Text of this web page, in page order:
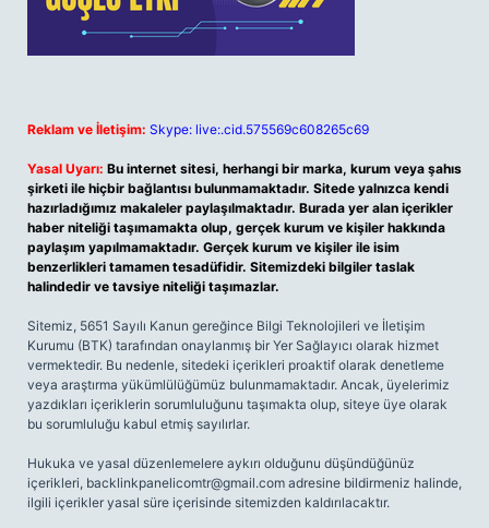
Reklam ve İletişim: Skype: live:.cid.575569c608265c69
Yasal Uyarı: Bu internet sitesi, herhangi bir marka, kurum veya şahıs
şirketi ile hiçbir bağlantısı bulunmamaktadır. Sitede yalnızca kendi
hazırladığımız makaleler paylaşılmaktadır. Burada yer alan içerikler
haber niteliği taşımamakta olup, gerçek kurum ve kişiler hakkında
paylaşım yapılmamaktadır. Gerçek kurum ve kişiler ile isim
benzerlikleri tamamen tesadüfidir. Sitemizdeki bilgiler taslak
halindedir ve tavsiye niteliği taşımazlar.
Sitemiz, 5651 Sayılı Kanun gereğince Bilgi Teknolojileri ve İletişim
Kurumu (BTK) tarafından onaylanmış bir Yer Sağlayıcı olarak hizmet
vermektedir. Bu nedenle, sitedeki içerikleri proaktif olarak denetleme
veya araştırma yükümlülüğümüz bulunmamaktadır. Ancak, üyelerimiz
yazdıkları içeriklerin sorumluluğunu taşımakta olup, siteye üye olarak
bu sorumluluğu kabul etmiş sayılırlar.
Hukuka ve yasal düzenlemelere aykırı olduğunu düşündüğünüz
içerikleri, backlinkpanelicomtr@gmail.com adresine bildirmeniz halinde,
ilgili içerikler yasal süre içerisinde sitemizden kaldırılacaktır.